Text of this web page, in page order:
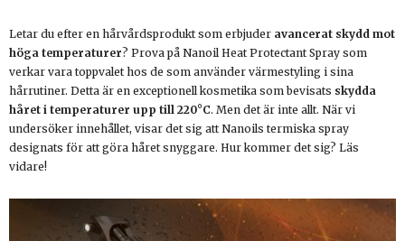
Letar du efter en hårvårdsprodukt som erbjuder avancerat skydd mot
höga temperaturer? Prova på Nanoil Heat Protectant Spray som
verkar vara toppvalet hos de som använder värmestyling i sina
hårrutiner. Detta är en exceptionell kosmetika som bevisats skydda
håret i temperaturer upp till 220°C. Men det är inte allt. När vi
undersöker innehållet, visar det sig att Nanoils termiska spray
designats för att göra håret snyggare. Hur kommer det sig? Läs
vidare!